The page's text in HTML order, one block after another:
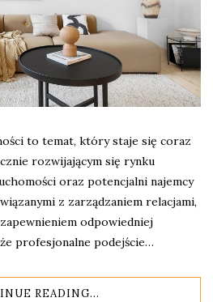
to temat, który staje się coraz
rozwijającym się rynku
oraz potencjalni najemcy
z zarządzaniem relacjami,
odpowiedniej
profesjonalne podejście…
READING...